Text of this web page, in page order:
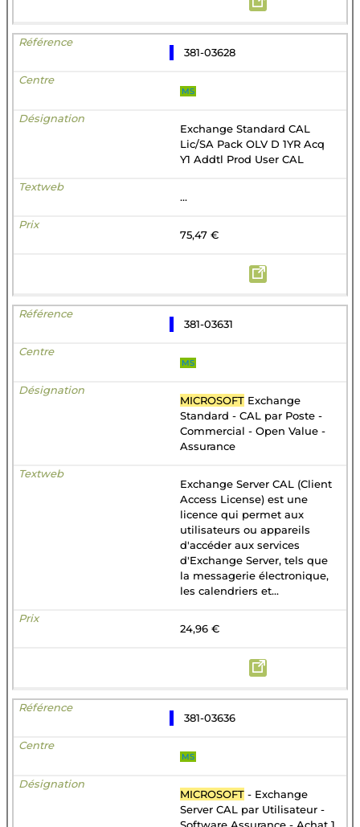
381-03628
MS
Exchange Standard CAL
Lic/SA Pack OLV D 1YR Acq
Y1 Addtl Prod User CAL
...
75,47 €
381-03631
MS
MICROSOFT Exchange
Standard - CAL par Poste -
Commercial - Open Value -
Assurance
Exchange Server CAL (Client
Access License) est une
licence qui permet aux
utilisateurs ou appareils
d'accéder aux services
d'Exchange Server, tels que
la messagerie électronique,
les calendriers et...
24,96 €
381-03636
MS
MICROSOFT - Exchange
Server CAL par Utilisateur -